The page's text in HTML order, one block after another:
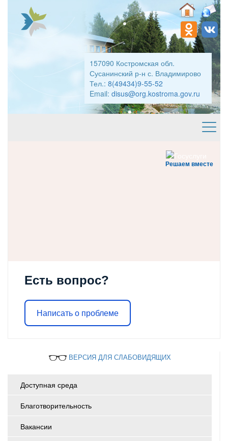
157090 Костромская обл.
Сусанинский р-н с. Владимирово
Тел.: 8(49434)9-55-52
Email: disus@org.kostroma.gov.ru
Решаем вместе
Есть вопрос?
Написать о проблеме
ВЕРСИЯ ДЛЯ СЛАБОВИДЯЩИХ
Доступная среда
Благотворительность
Вакансии